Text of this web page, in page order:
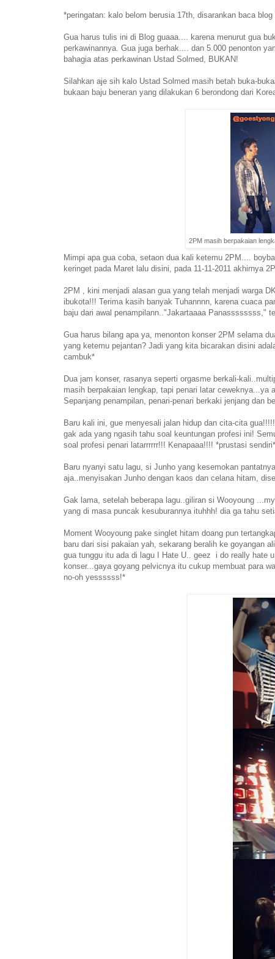
*peringatan: kalo belom berusia 17th, disarankan baca
Gua harus tulis ini di Blog guaaa.... karena menurut gua
perkawinannya. Gua juga berhak.... dan 5.000 penonton
bahagia atas perkawinan Ustad Solmed, BUKAN!
Silahkan aje sih kalo Ustad Solmed masih betah buka-
bukaan baju beneran yang dilakukan 6 berondong dari
2PM masih berpakaian
Mimpi apa gua coba, setaon dua kali ketemu 2PM....
keringet pada Maret lalu disini, pada 11-11-2011 akhirnya
2PM , kini menjadi alasan gua yang telah menjadi warga
ibukota!!! Terima kasih banyak Tuhannnn, karena cuaca
baju dari awal penampilann.."Jakartaaaa Panassssssss,"
Gua harus bilang apa ya, menonton konser 2PM selama
yang ketemu pejantan? Jadi yang kita bicarakan disini
cambuk*
Dua jam konser, rasanya seperti orgasme berkali-
masih berpakaian lengkap, tapi penari latar ceweknya...ya
Sepanjang penampilan, penari-penari berkaki jenjang dan
Baru kali ini, gue menyesali jalan hidup dan cita-cita
gak ada yang ngasih tahu soal keuntungan profesi ini!
soal profesi penari latarrrrrr!!! Kenapaaa!!!! *prustasi sendiri*
Baru nyanyi satu lagu, si Junho yang kesemokan
aja..menyisakan Junho dengan kaos dan celana hitam,
Gak lama, setelah beberapa lagu..giliran si Wooyoung
yang di masa puncak kesuburannya ituhhh! dia ga tahu
Moment Wooyoung pake singlet hitam doang pun
baru dari sisi pakaian yah, sekarang beralih ke goyangan
gua tunggu itu ada di lagu I Hate U.. geez i do really hate
konser...gaya goyang pelvicnya itu cukup membuat para
no-oh yessssss!*